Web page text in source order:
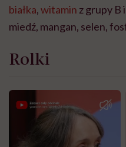
białka,witamin z grupy B
miedź, mangan, selen,
Rolki